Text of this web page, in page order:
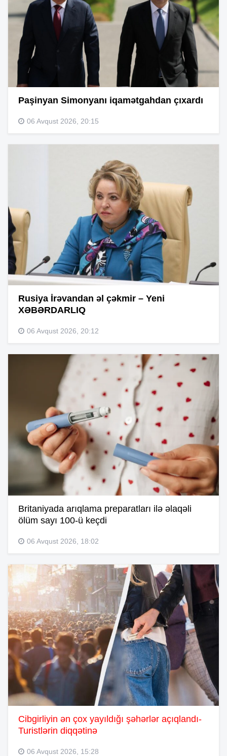
Paşinyan Simonyanı iqamətgahdan çıxardı
06 Avqust 2026, 20:15
Rusiya İrəvandan əl çəkmir – Yeni
XƏBƏRDARLIQ
06 Avqust 2026, 20:12
Britaniyada arıqlama preparatları ilə əlaqəli
ölüm sayı 100-ü keçdi
06 Avqust 2026, 18:02
Cibgirliyin ən çox yayıldığı şəhərlər açıqlandı-
Turistlərin diqqətinə
06 Avqust 2026, 15:28